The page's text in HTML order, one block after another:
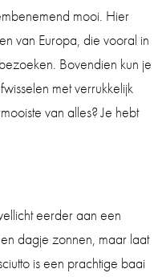
mooi. Hier
van Europa, die vooral in
Bovendien kun je
met verrukkelijk
van alles? Je hebt
eerder aan een
dagje zonnen, maar laat
is een prachtige baai